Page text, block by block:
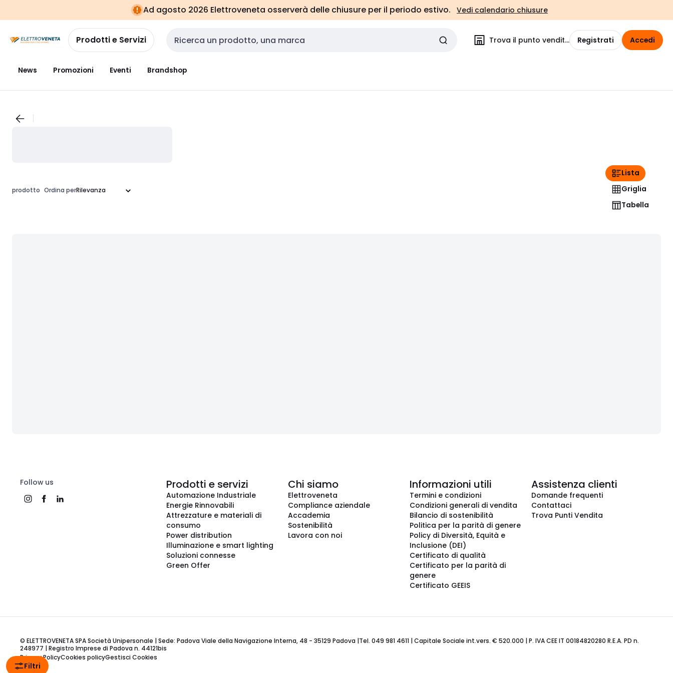
navigazionealla
pagina
Ad agosto 2026 Elettroveneta osserverà delle chiusure per il periodo estivo. Vedi calendario chiusure
Prodotti e Servizi Cerca input Trova il punto vendita Registrati Accedi
News Promozioni Eventi Brandshop
Filtri
prodotto Ordina per
Lista
Griglia
Tabella
Follow us Prodotti e servizi
Automazione Industriale
Energie Rinnovabili
Attrezzature e materiali di
consumo
Power distribution
Illuminazione e smart lighting
Soluzioni connesse
Green Offer
Chi siamo
Elettroveneta
Compliance aziendale
Accademia
Sostenibilità
Lavora con noi
Informazioni utili
Termini e condizioni
Condizioni generali di vendita
Bilancio di sostenibilità
Politica per la parità di genere
Policy di Diversità, Equità e
Inclusione (DEI)
Certificato di qualità
Certificato per la parità di
genere
Certificato GEEIS
Assistenza clienti
Domande frequenti
Contattaci
Trova Punti Vendita
© ELETTROVENETA SPA Società Unipersonale | Sede: Padova Viale della Navigazione Interna, 48 - 35129 Padova |Tel. 049 981 4611 | Capitale Sociale int.vers. € 520.000 | P. IVA CEE IT 00184820280 R.E.A. PD n.
248977 | Registro Imprese di Padova n. 44121bis
Privacy PolicyCookies policyGestisci Cookies